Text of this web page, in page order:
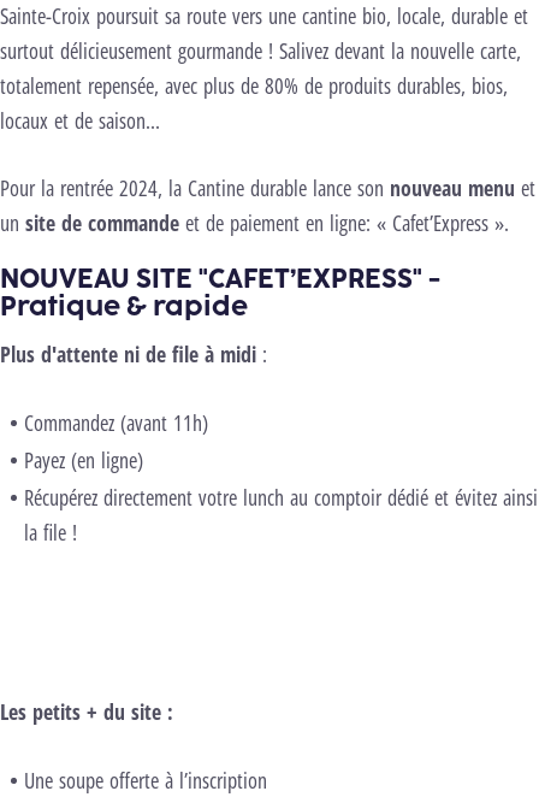
Sainte-Croix poursuit sa route vers une cantine bio, locale, durable et
surtout délicieusement gourmande ! Salivez devant la nouvelle carte,
totalement repensée, avec plus de 80% de produits durables, bios,
locaux et de saison...
Pour la rentrée 2024, la Cantine durable lance son nouveau menu et
un site de commande et de paiement en ligne: « Cafet’Express ».
NOUVEAU SITE "CAFET’EXPRESS" -
Pratique & rapide
Plus d'attente ni de file à midi :
Commandez (avant 11h)
Payez (en ligne)
Récupérez directement votre lunch au comptoir dédié et évitez ainsi
la file !
Les petits + du site :
Une soupe offerte à l’inscription